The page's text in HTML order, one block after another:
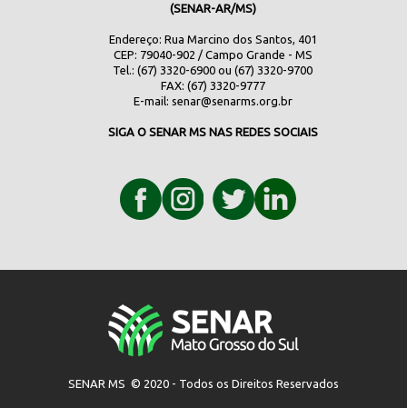
(SENAR-AR/MS)
Endereço: Rua Marcino dos Santos, 401
CEP: 79040-902 / Campo Grande - MS
Tel.: (67) 3320-6900 ou (67) 3320-9700
FAX: (67) 3320-9777
E-mail: senar@senarms.org.br
SIGA O SENAR MS NAS REDES SOCIAIS
SENAR MS © 2020 - Todos os Direitos Reservados